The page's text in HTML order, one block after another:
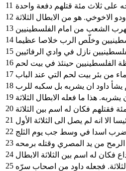
11
12
13
14
15
16
17
18 يشأ داود ان يشربه بل سكبه للرب
19
20
21
22
23
24
25 فجعله داود من اصحاب سرّه